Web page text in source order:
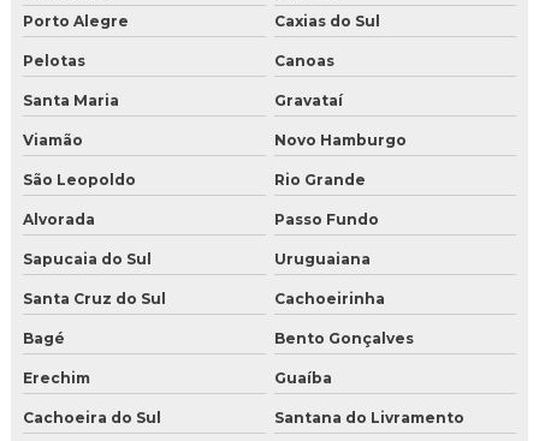
Porto Alegre
Caxias do Sul
Pelotas Canoas
Santa Maria Gravataí
Viamão Novo Hamburgo
São Leopoldo Rio Grande
Alvorada Passo Fundo
Sapucaia do Sul Uruguaiana
Santa Cruz do Sul Cachoeirinha
Bagé Bento Gonçalves
Erechim Guaíba
Cachoeira do Sul Santana do Livramento